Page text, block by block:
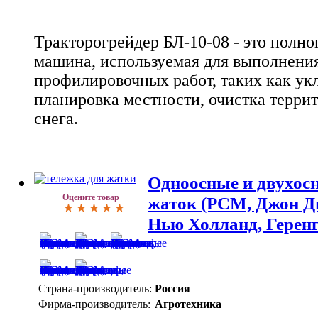
Тракторогрейдер БЛ-10-08 - это
машина, используемая для
профилировочных работ, таких как
планировка местности, очистка
снега.
Оцените товар
Одноосные и
жаток (РСМ, Джон
Нью Холланд,
Страна-производитель: Россия
Фирма-производитель: Агротехника